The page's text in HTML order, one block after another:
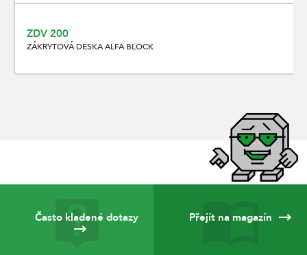
ZDV 200
ZÁKRYTOVÁ DESKA ALFA BLOCK
Často kladené dotazy Přejít na magazín